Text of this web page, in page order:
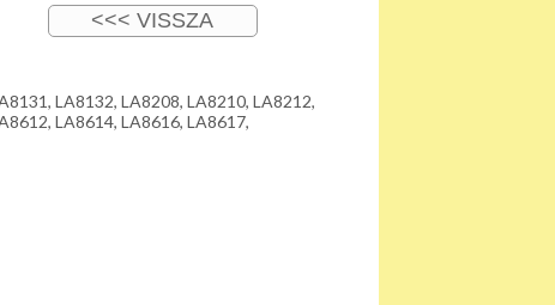
LA8132, LA8208, LA8210, LA8212,
LA8614, LA8616, LA8617,